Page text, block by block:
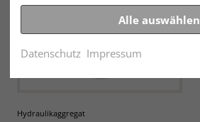
Hydraulikaggregat
Alle auswählen
Datenschutz Impressum